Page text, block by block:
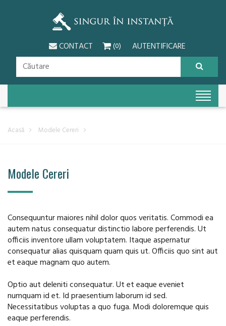
CONTACT (0) AUTENTIFICARE
Acasă Modele Cereri
Modele Cereri
Consequuntur maiores nihil dolor quos veritatis. Commodi ea
autem natus consequatur distinctio labore perferendis. Ut
officiis inventore ullam voluptatem. Itaque aspernatur
consequatur alias quisquam quam quis ut. Officiis quo sint aut
et eaque magnam quo autem.
Optio aut deleniti consequatur. Ut et eaque eveniet
numquam id et. Id praesentium laborum id sed.
Necessitatibus voluptas a quo fuga. Modi doloremque quis
eaque perferendis.